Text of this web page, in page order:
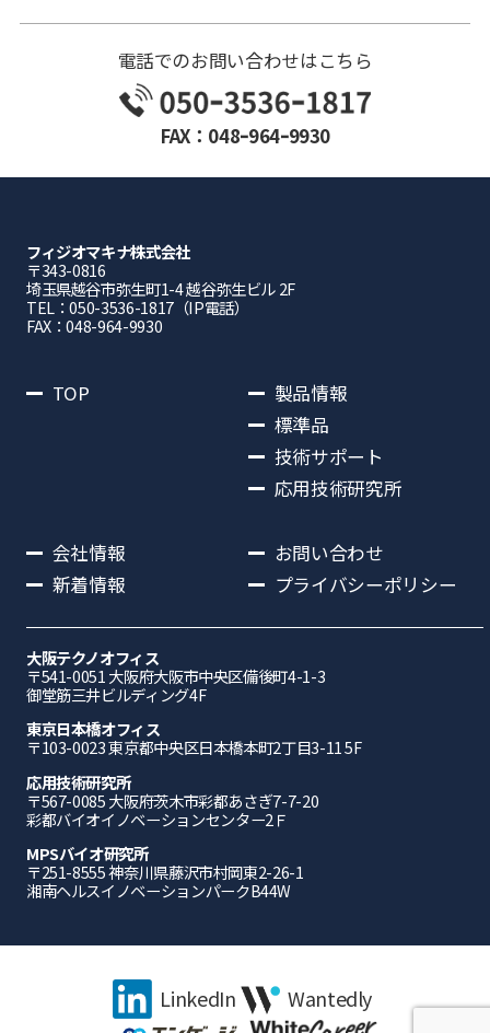
電話でのお問い合わせはこちら
FAX：048ｰ964ｰ9930
フィジオマキナ株式会社
〒343-0816
埼⽟県越⾕市弥⽣町1-4 越⾕弥⽣ビル 2F
TEL：050-3536-1817（IP電話）
FAX：048-964-9930
TOP
製品情報
標準品
技術サポート
応用技術研究所
会社情報
新着情報
お問い合わせ
プライバシーポリシー
大阪テクノオフィス
〒541-0051 ⼤阪府⼤阪市中央区備後町4-1-3
御堂筋三井ビルディング4F
東京日本橋オフィス
〒103-0023 東京都中央区日本橋本町2丁目3-11 5F
応⽤技術研究所
〒567-0085 ⼤阪府茨⽊市彩都あさぎ7-7-20
彩都バイオイノベーションセンター2Ｆ
MPSバイオ研究所
〒251-8555 神奈川県藤沢市村岡東2-26-1
湘南ヘルスイノベーションパークB44W
LinkedIn Wantedly